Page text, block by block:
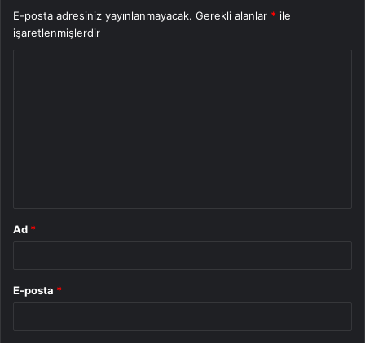
E-posta adresiniz yayınlanmayacak. Gerekli alanlar * ile
işaretlenmişlerdir
Ad *
E-posta *